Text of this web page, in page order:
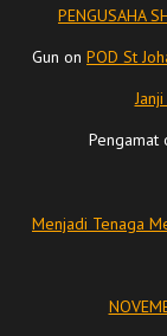
PENGUSAHA
Gun on POD St
Pengamat
Menjadi Tenaga